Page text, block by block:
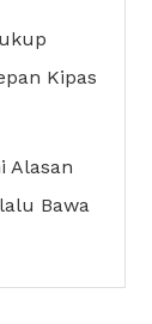
Kipas
Alasan
Bawa